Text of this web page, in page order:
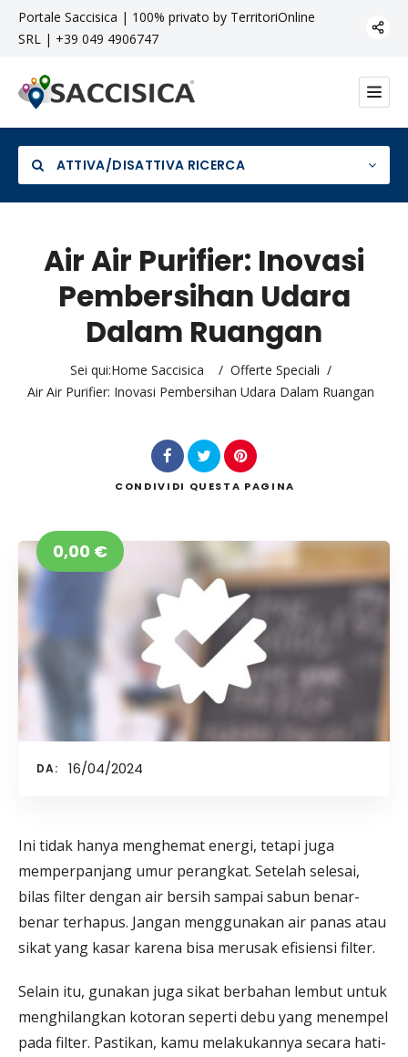
Portale Saccisica | 100% privato by TerritoriOnline
SRL | +39 049 4906747
ATTIVA/DISATTIVA RICERCA
Categoria
Air Air Purifier: Inovasi
Pembersihan Udara
Dalam Ruangan
Sei qui:Home Saccisica / Offerte Speciali /
Air Air Purifier: Inovasi Pembersihan Udara Dalam Ruangan
CONDIVIDI QUESTA PAGINA
0,00 €
DA: 16/04/2024
Ini tidak hanya menghemat energi, tetapi juga
memperpanjang umur perangkat. Setelah selesai,
bilas filter dengan air bersih sampai sabun benar-
benar terhapus. Jangan menggunakan air panas atau
sikat yang kasar karena bisa merusak efisiensi filter.
Selain itu, gunakan juga sikat berbahan lembut untuk
menghilangkan kotoran seperti debu yang menempel
pada filter. Pastikan, kamu melakukannya secara hati-